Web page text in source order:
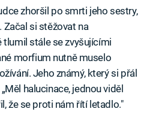
zhoršil po smrti jeho sestry,
Začal si stěžovat na
stále se zvyšujícími
morfium nutně muselo
Jeho známý, který si přál
halucinace, jednou viděl
že se proti nám řítí letadlo."